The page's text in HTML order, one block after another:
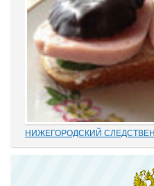
НИЖЕГОРОДСКИЙ
В этом деле «прекрасно» все:
переписывание карандашиком
положенного по УПК РФ
дела, до того, что по всем